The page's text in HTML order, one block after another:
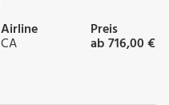
Airline
CA
Preis
ab 716,00 €